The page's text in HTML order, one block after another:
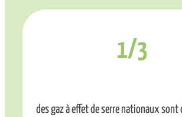
1/3
des gaz à effet de serre nationaux sont